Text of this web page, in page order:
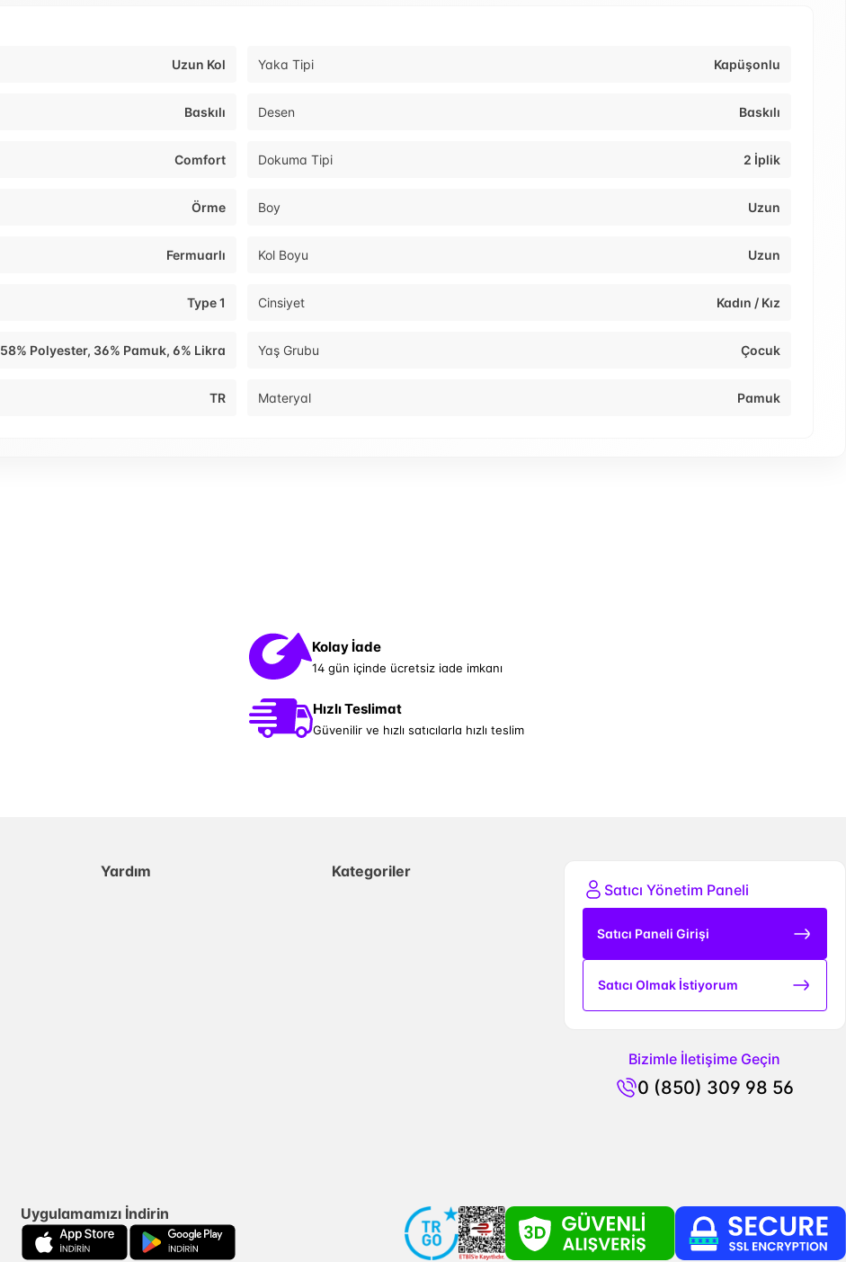
Uzun Kol Yaka Tipi Kapüşonlu
Baskılı Desen Baskılı
Comfort Dokuma Tipi 2 İplik
Örme Boy Uzun
Fermuarlı Kol Boyu Uzun
Type 1 Cinsiyet Kadın / Kız
58% Polyester, 36% Pamuk, 6% Likra Yaş Grubu Çocuk
TR Materyal Pamuk
Kolay İade
14 gün içinde ücretsiz iade imkanı
Hızlı Teslimat
Güvenilir ve hızlı satıcılarla hızlı teslim
Yardım
Kategoriler
Satıcı Yönetim Paneli
Satıcı Paneli Girişi
Satıcı Olmak İstiyorum
Bizimle İletişime Geçin
0 (850) 309 98 56
Uygulamamızı İndirin